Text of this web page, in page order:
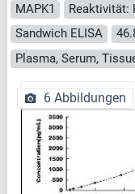
MAPK1 Reaktivität:
Sandwich ELISA
Plasma, Serum,
6 Abbildungen